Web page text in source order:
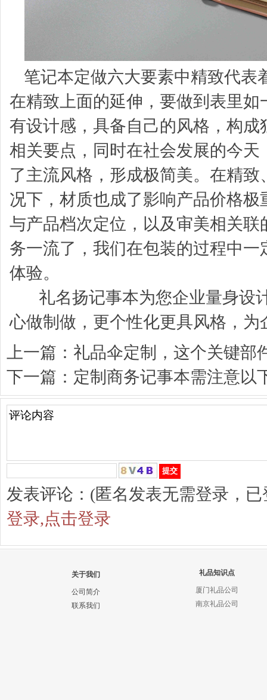
笔记本定做六大要素中精致代表
在精致上面的延伸，要做到表里
有设计感，具备自己的风格，构
相关要点，同时在社会发展的今
了主流风格，形成极简美。在精
况下，材质也成了影响产品价格
与产品档次定位，以及审美相关
务一流了，我们在包装的过程中
体验。
礼名扬记事本为您企业量身设
心做制做，更个性化更具风格，
上一篇： 礼品伞定制，这个关键部
下一篇： 定制商务记事本需注意以
发表评论：(匿名发表无需登录，
登录,点击登录
关于我们
公司简介
联系我们
礼品知识点
厦门礼品公司
南京礼品公司